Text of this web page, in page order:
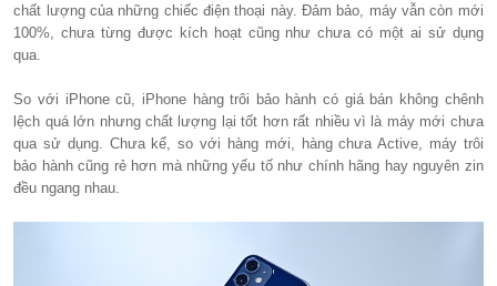
chất lượng của những chiếc điện thoại này. Đảm bảo, máy vẫn còn mới
100%, chưa từng được kích hoạt cũng như chưa có một ai sử dụng
qua.
So với iPhone cũ, iPhone hàng trôi bảo hành có giá bán không chênh
lệch quá lớn nhưng chất lượng lại tốt hơn rất nhiều vì là máy mới chưa
qua sử dụng. Chưa kể, so với hàng mới, hàng chưa Active, máy trôi
bảo hành cũng rẻ hơn mà những yếu tố như chính hãng hay nguyên zin
đều ngang nhau.